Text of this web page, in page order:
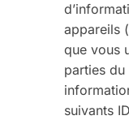
appareils
que vous
parties
suivants